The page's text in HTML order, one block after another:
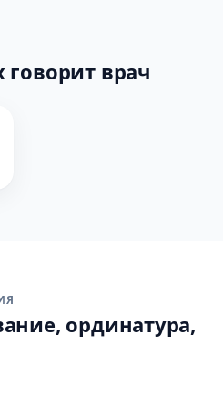
говорит врач
ординатура,